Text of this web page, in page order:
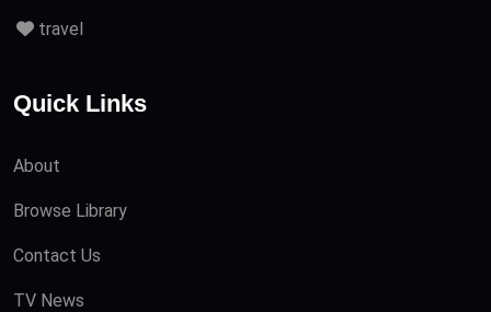
travel
Quick Links
About
Browse Library
Contact Us
TV News